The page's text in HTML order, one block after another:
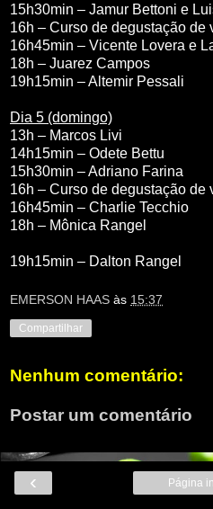
15h30min – Jamur Bettoni e
16h – Curso de degustação de
16h45min – Vicente Lovera e
18h – Juarez Campos
19h15min – Altemir Pessali
Dia 5 (domingo)
13h – Marcos Livi
14h15min – Odete Bettu
15h30min – Adriano Farina
16h – Curso de degustação de
16h45min – Charlie Tecchio
18h – Mônica Rangel
19h15min – Dalton Rangel
EMERSON HAAS às 15:37
Compartilhar
Nenhum comentário:
Postar um comentário
‹ Página